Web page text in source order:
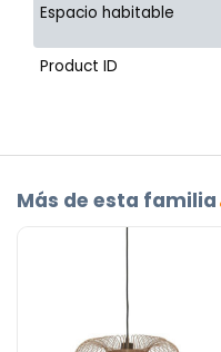
Espacio habitable
Product ID
Más de esta familia